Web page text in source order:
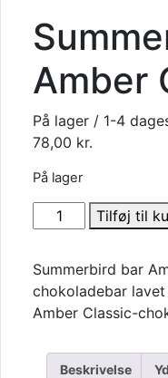
Amber
På lager / 1-4
78,00 kr.
På lager
Summerbird
bar
Classic
antal
Tilføj til
Summerbird bar
chokoladebar
Amber Classic-
Beskrivelse